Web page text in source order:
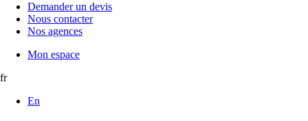
Demander un devis
Nous contacter
Nos agences
Mon espace
fr
En